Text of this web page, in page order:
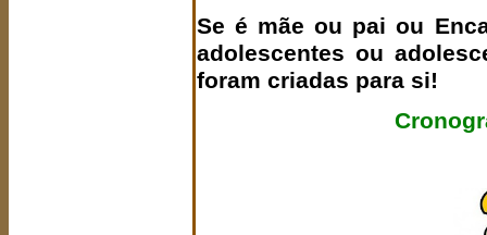
Se é mãe ou pai ou
adolescentes ou
foram criadas para si!